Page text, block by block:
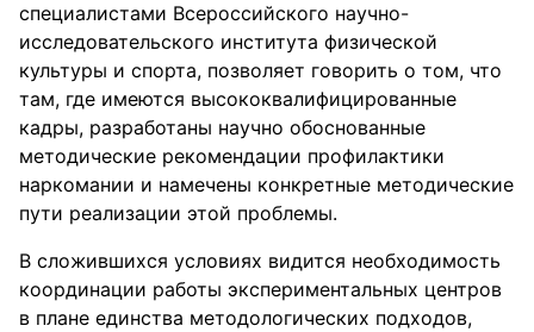
специалистами Всероссийского научно-
исследовательского института физической
культуры и спорта, позволяет говорить о том, что
там, где имеются высококвалифицированные
кадры, разработаны научно обоснованные
методические рекомендации профилактики
наркомании и намечены конкретные методические
пути реализации этой проблемы.
В сложившихся условиях видится необходимость
координации работы экспериментальных центров
в плане единства методологических подходов,